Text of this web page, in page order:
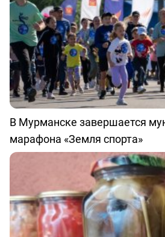
В Мурманске завершается
марафона «Земля спорта»